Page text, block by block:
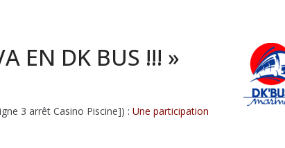
EN DK BUS !!! »
3 arrêt Casino Piscine]) : Une participation